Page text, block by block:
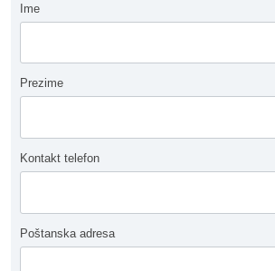
Ime
Prezime
Kontakt telefon
Poštanska adresa